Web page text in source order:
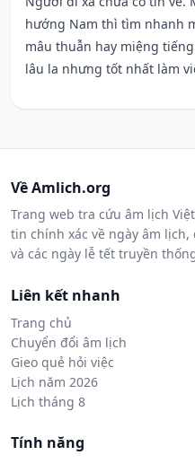
hướng Nam thì tìm nhanh
mâu thuẫn hay miệng
lâu la nhưng tốt nhất làm
Về Amlich.org
Trang web tra cứu âm lịch
tin chính xác về ngày âm
và các ngày lễ tết truyền
Liên kết nhanh
Trang chủ
Chuyển đổi âm lịch
Gieo quẻ hỏi việc
Lịch năm 2026
Lịch tháng 8
Tính năng